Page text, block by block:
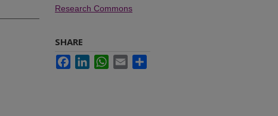
Research Commons
SHARE
FacebookLinkedInWhatsApp
Email